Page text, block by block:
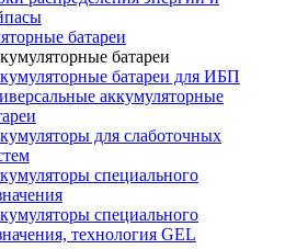
батареи
батареи
батареи для ИБП
аккумуляторные
для слаботочных
специального
специального
технология GEL